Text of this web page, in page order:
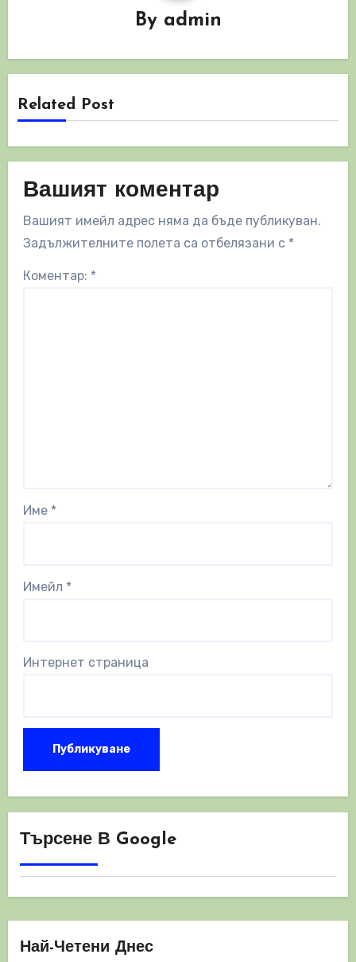
By admin
Related Post
Вашият коментар
Вашият имейл адрес няма да бъде публикуван.
Задължителните полета са отбелязани с *
Коментар: *
Име *
Имейл *
Интернет страница
Търсене В Google
Най-Четени Днес